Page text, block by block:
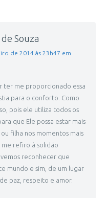
Souza
de 2014 às 23h47 em
ter me proporcionado essa
para o conforto. Como
pois ele utiliza todos os
que Ele possa estar mais
filha nos momentos mais
me refiro à solidão
reconhecer que
mundo e sim, de um lugar
paz, respeito e amor.